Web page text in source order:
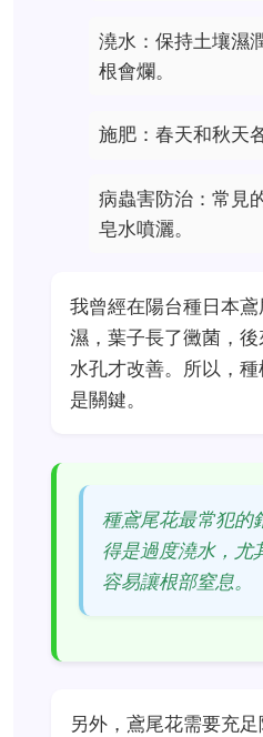
澆水：保持土壤濕
根會爛。
施肥：春天和秋天
病蟲害防治：常見
皂水噴灑。
我曾經在陽台種日本
濕，葉子長了黴菌，
水孔才改善。所以，
是關鍵。
種鳶尾花最常犯的
得是過度澆水，尤
容易讓根部窒息。
另外，鳶尾花需要充